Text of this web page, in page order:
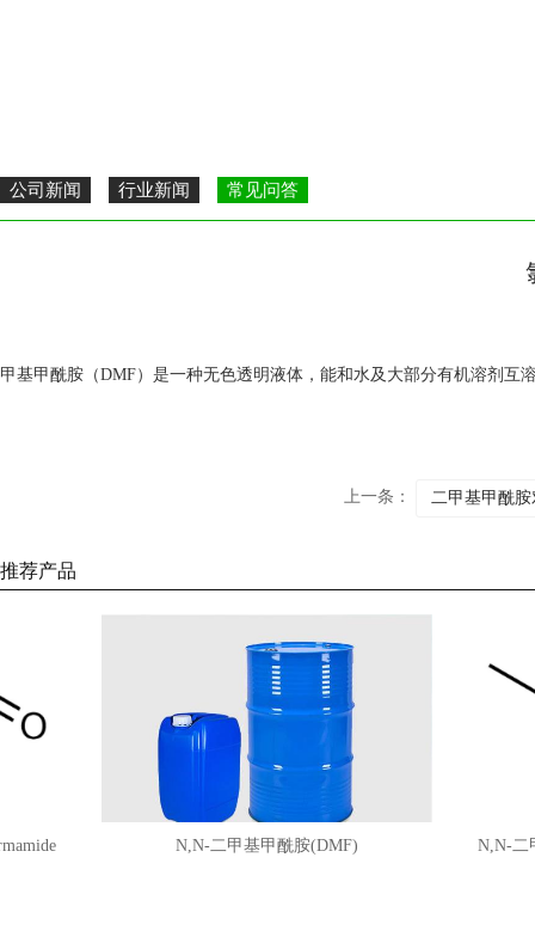
公司新闻 行业新闻 常见问答
甲基甲酰胺（DMF）是一种无色透明液体，能和水及大部分有机溶剂互
上一条： 二甲基甲酰
推荐产品
N,N-二甲基甲酰胺(DMF) N,N-二